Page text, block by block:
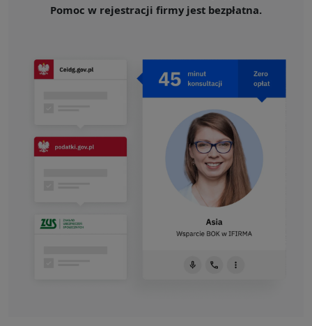
Pomoc w rejestracji firmy jest bezpłatna.